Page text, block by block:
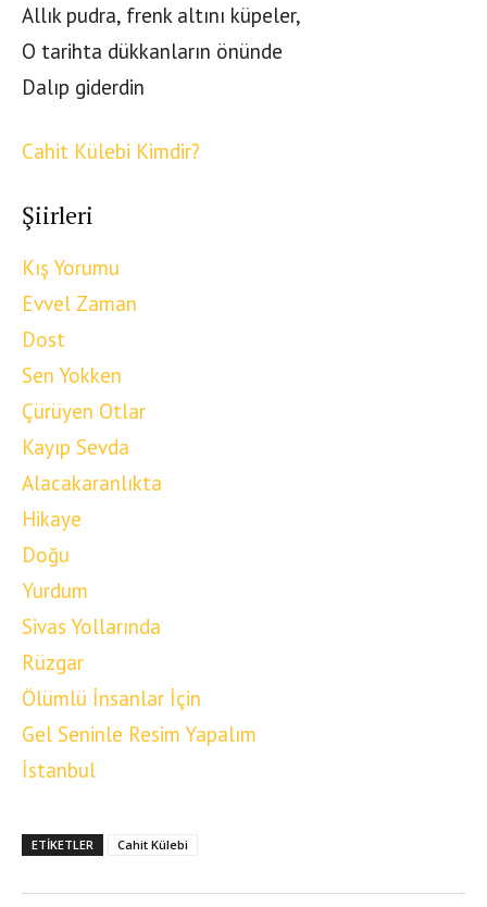
Allık pudra, frenk altını küpeler,
O tarihta dükkanların önünde
Dalıp giderdin
Cahit Külebi Kimdir?
Şiirleri
Kış Yorumu
Evvel Zaman
Dost
Sen Yokken
Çürüyen Otlar
Kayıp Sevda
Alacakaranlıkta
Hikaye
Doğu
Yurdum
Sivas Yollarında
Rüzgar
Ölümlü İnsanlar İçin
Gel Seninle Resim Yapalım
İstanbul
ETIKETLER Cahit Külebi